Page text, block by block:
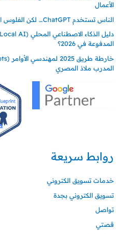
الأعمال
الناس تستخدم ChatGPT… لكن الفلوس الحقيقية في الـ API 🤯
المدفوعة في 2026؟
المدرب ملاذ المصري
روابط سريعة
خدمات تسويق الكتروني
تسويق الكتروني بجدة
تواصل
قصتي